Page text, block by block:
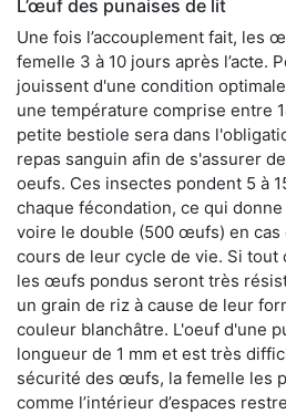
L’œuf des punaises de lit
Une fois l’accouplement fait, les
femelle 3 à 10 jours après l’acte.
jouissent d'une condition
une température comprise entre
petite bestiole sera dans
repas sanguin afin de s'assurer
oeufs. Ces insectes pondent 5 à
chaque fécondation, ce qui
voire le double (500 œufs) en cas
cours de leur cycle de vie. Si tout
les œufs pondus seront très
un grain de riz à cause de leur
couleur blanchâtre. L'oeuf d'une
longueur de 1 mm et est très
sécurité des œufs, la femelle les
comme l’intérieur d’espaces